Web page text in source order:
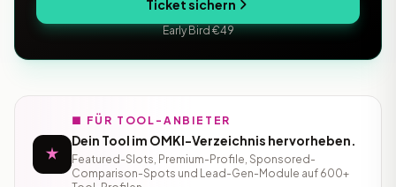
Ticket sichern
Early Bird €49
■ FÜR TOOL-ANBIETER
Dein Tool im OMKI-Verzeichnis hervorheben.
Featured-Slots, Premium-Profile, Sponsored-
Comparison-Spots und Lead-Gen-Module auf 600+